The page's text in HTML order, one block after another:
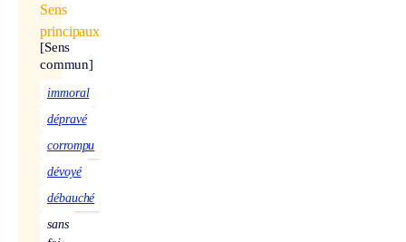
Sens
principaux
[Sens
commun]
immoral
dépravé
corrompu
dévoyé
débauché
sans